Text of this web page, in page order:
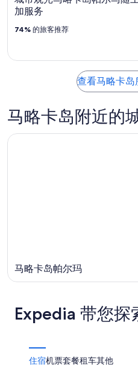
加服务
74% 的旅客推荐
查看马略卡
马略卡岛附近的
马略卡岛帕尔玛
Expedia 带您探
住宿机票套餐租车其他